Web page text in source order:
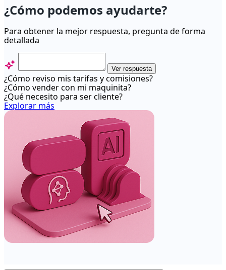
el
comprobante
de
venta
con
mi
Mobile
POS
correo
cliente?
-
Centro
de
ayuda
¿Cómo podemos ayudarte?
Para obtener la mejor respuesta, pregunta de forma
detallada
Ver respuesta
¿Cómo reviso mis tarifas y comisiones?
¿Cómo vender con mi maquinita?
¿Qué necesito para ser cliente?
Explorar más